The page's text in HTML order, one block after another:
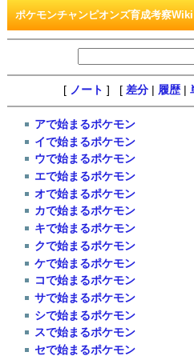
ポケモンチャンピオンズ育成考察Wiki
[ ノート ] [ 差分 履歴
アで始まるポケモン
イで始まるポケモン
ウで始まるポケモン
エで始まるポケモン
オで始まるポケモン
カで始まるポケモン
キで始まるポケモン
クで始まるポケモン
ケで始まるポケモン
コで始まるポケモン
サで始まるポケモン
シで始まるポケモン
スで始まるポケモン
セで始まるポケモン